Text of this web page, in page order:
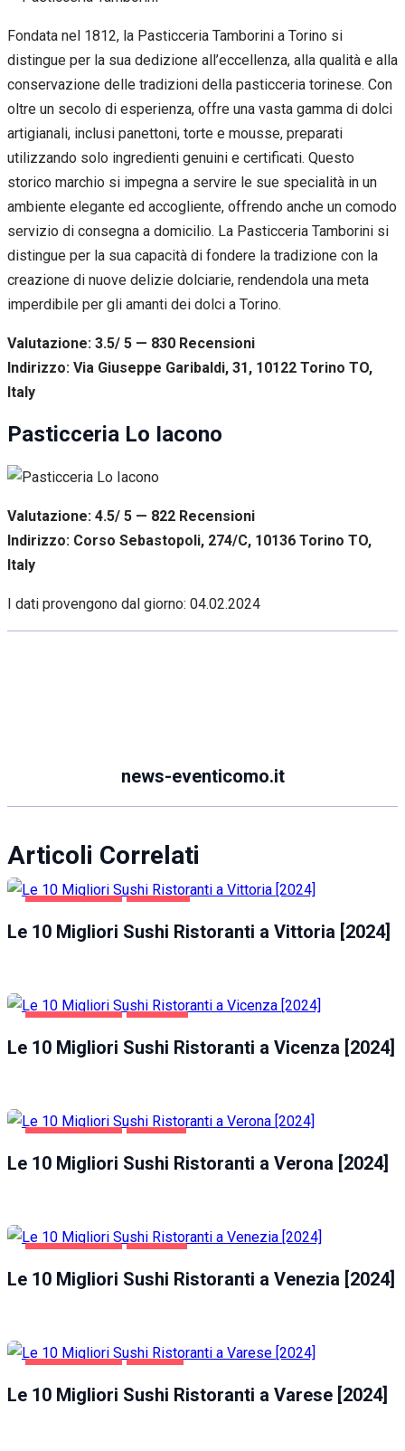
Fondata nel 1812, la Pasticceria Tamborini a Torino si
distingue per la sua dedizione all’eccellenza, alla qualità e alla
conservazione delle tradizioni della pasticceria torinese. Con
oltre un secolo di esperienza, offre una vasta gamma di dolci
artigianali, inclusi panettoni, torte e mousse, preparati
utilizzando solo ingredienti genuini e certificati. Questo
storico marchio si impegna a servire le sue specialità in un
ambiente elegante ed accogliente, offrendo anche un comodo
servizio di consegna a domicilio. La Pasticceria Tamborini si
distingue per la sua capacità di fondere la tradizione con la
creazione di nuove delizie dolciarie, rendendola una meta
imperdibile per gli amanti dei dolci a Torino.
Valutazione: 3.5/ 5 — 830 Recensioni
Indirizzo: Via Giuseppe Garibaldi, 31, 10122 Torino TO,
Italy
Pasticceria Lo Iacono
Valutazione: 4.5/ 5 — 822 Recensioni
Indirizzo: Corso Sebastopoli, 274/C, 10136 Torino TO,
Italy
I dati provengono dal giorno: 04.02.2024
news-eventicomo.it
Articoli Correlati
Le 10 Migliori Sushi Ristoranti a Vittoria [2024]
Le 10 Migliori Sushi Ristoranti a Vicenza [2024]
Le 10 Migliori Sushi Ristoranti a Verona [2024]
Le 10 Migliori Sushi Ristoranti a Venezia [2024]
Le 10 Migliori Sushi Ristoranti a Varese [2024]